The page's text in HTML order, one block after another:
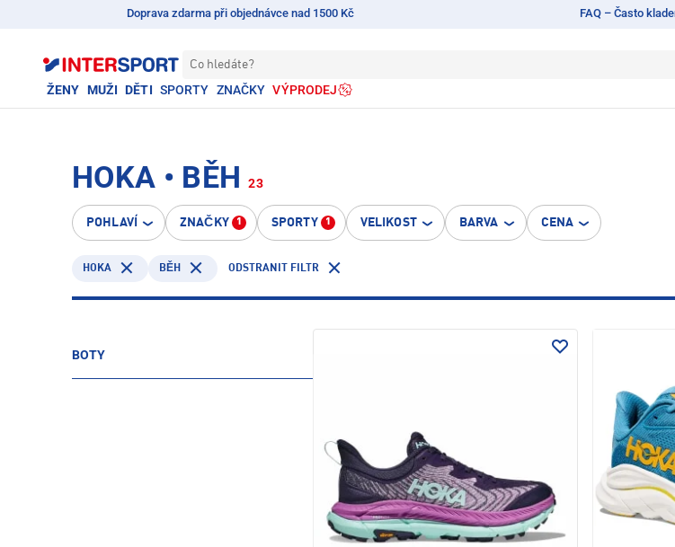
Doprava zdarma při objednávce nad 1500 Kč FAQ – Často
Co hledáte?
ŽENY MUŽI DĚTI SPORTY ZNAČKY VÝPRODEJ
HOKA • BĚH 23
POHLAVÍ ZNAČKY 1 SPORTY 1 VELIKOST BARVA CENA
HOKA BĚH ODSTRANIT FILTR
BOTY